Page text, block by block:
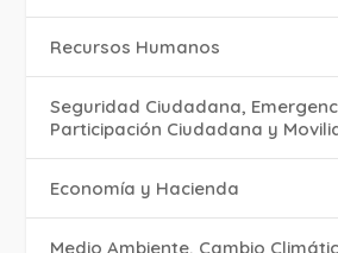
Recursos Humanos
Seguridad Ciudadana,
Participación Ciudadana y
Economía y Hacienda
Medio Ambiente, Cambio